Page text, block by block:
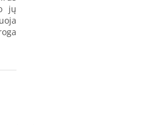
jų